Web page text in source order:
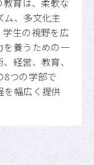
育は、柔軟な
ム、多文化主
生の視野を広
を養うための一
経営、教育、
8つの学部で
を幅広く提供